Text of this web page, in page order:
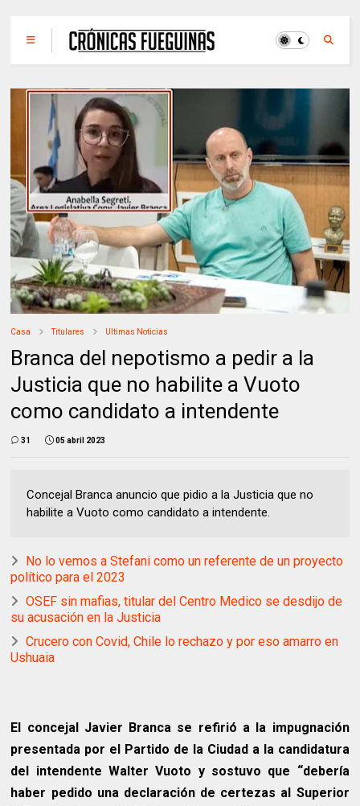
Casa Titulares Ultimas Noticias
Branca del nepotismo a pedir a la
Justicia que no habilite a Vuoto
como candidato a intendente
31 05 abril 2023
Concejal Branca anuncio que pidio a la Justicia que no
habilite a Vuoto como candidato a intendente.
No lo vemos a Stefani como un referente de un proyecto
político para el 2023
OSEF sin mafias, titular del Centro Medico se desdijo de
su acusación en la Justicia
Crucero con Covid, Chile lo rechazo y por eso amarro en
Ushuaia
El concejal Javier Branca se refirió a la impugnación
presentada por el Partido de la Ciudad a la candidatura
del intendente Walter Vuoto y sostuvo que “debería
haber pedido una declaración de certezas al Superior